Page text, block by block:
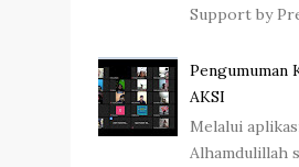
Support by
Pengumuman
AKSI
Melalui
Alhamdulillah